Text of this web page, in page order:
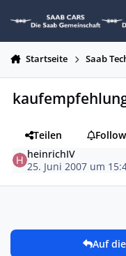
Startseite Saab
Teilen
heinrichIV
25. Juni 2007 um
Auf